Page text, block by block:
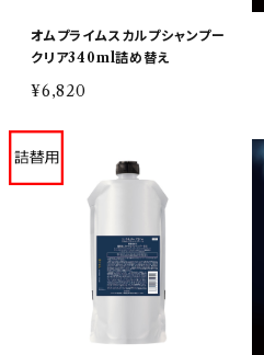
オムプライムスカルプシャンプー
クリア340ml詰め替え
¥6,820